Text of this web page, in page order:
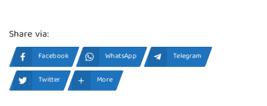
Share via:
Facebook WhatsApp
Telegram
Twitter
More